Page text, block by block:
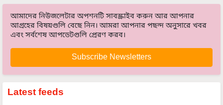
আমাদের নিউজলেটার অপশনটি সাবস্ক্রাইব করুন আর আপনার
আগ্রহের বিষয়গুলি বেছে নিন। আমরা আপনার পছন্দ অনুসারে খবর
এবং সর্বশেষ আপডেটগুলি প্রেরণ করব।
Subscribe Newsletters
Latest feeds